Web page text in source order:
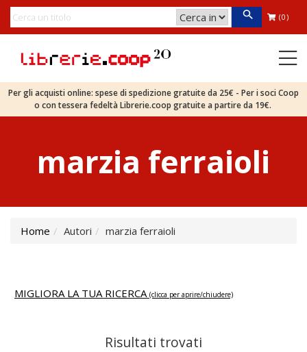
(0)
Per gli acquisti online: spese di spedizione gratuite da 25€ - Per i soci Coop
o con tessera fedeltà Librerie.coop gratuite a partire da 19€.
marzia ferraioli
Home Autori marzia ferraioli
MIGLIORA LA TUA RICERCA (clicca per aprire/chiudere)
Risultati trovati